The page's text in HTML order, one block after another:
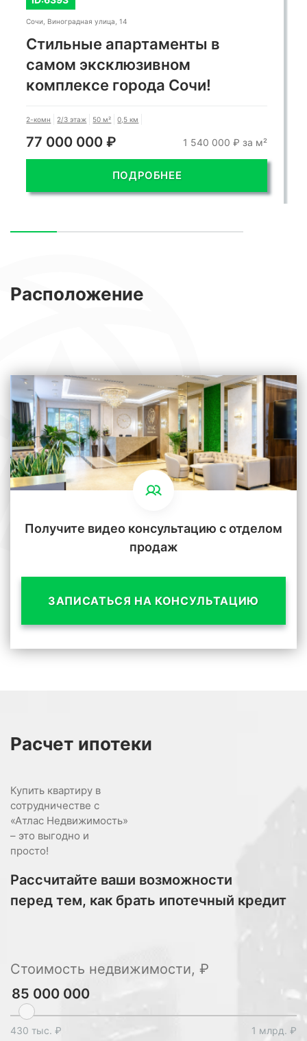
Сочи, Виноградная улица, 14
Стильные апартаменты в
самом эксклюзивном
комплексе города Сочи!
2-комн 2/3 этаж 50 м² 0,5 км
77 000 000 ₽ 1 540 000 ₽ за м²
ПОДРОБНЕЕ
Расположение
Получите видео консультацию с отделом
продаж
ЗАПИСАТЬСЯ НА КОНСУЛЬТАЦИЮ
Расчет ипотеки
Купить квартиру в
сотрудничестве с
«Атлас Недвижимость»
– это выгодно и
просто!
Рассчитайте ваши возможности
перед тем, как брать ипотечный кредит
Стоимость недвижимости, ₽
430 тыс. ₽ 1 млрд. ₽